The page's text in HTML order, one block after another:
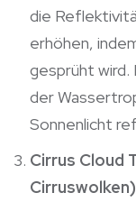
die
erhöhen,
gesprüht wird.
der
Sonnenlicht
Cirrus Cloud